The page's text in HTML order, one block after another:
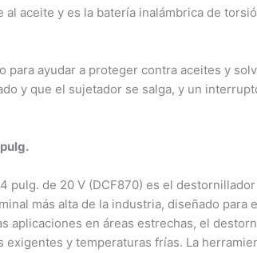
aceite y es la batería inalámbrica de
ayudar a proteger contra aceites y
y que el sujetador se salga, y un
de 20 V (DCF870) es el
más alta de la industria, diseñado para
aplicaciones en áreas estrechas, el
y temperaturas frías. La